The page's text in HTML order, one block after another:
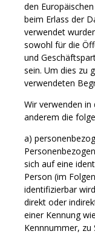
den
beim Erlass der
verwendet
sowohl für die
und
sein. Um dies zu
verwendeten
Wir verwenden
anderem die
a)
sich auf eine
Person (im
identifizierbar
direkt oder
einer Kennung
Kennnummer, zu